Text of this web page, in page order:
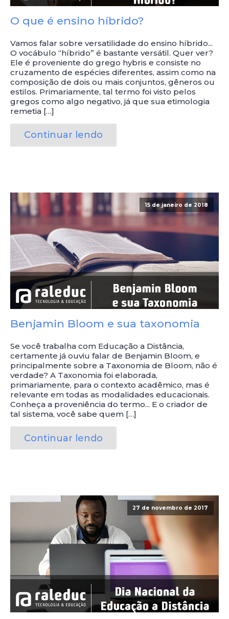
O que é ensino híbrido?
Vamos falar sobre versatilidade do ensino híbrido...
O vocábulo “híbrido” é bastante versátil. Quer ver?
Ele é proveniente do grego hybris e consiste no
cruzamento de espécies diferentes, assim como na
composição de dois ou mais conjuntos, gêneros ou
estilos. Primariamente, tal termo foi visto pelos
gregos como algo negativo, já que sua etimologia
remetia […]
Continuar lendo
15 de janeiro de 2018
Benjamin Bloom e sua taxonomia
Se você trabalha com Educação a Distância,
certamente já ouviu falar de Benjamin Bloom, e
principalmente sobre a Taxonomia de Bloom, não é
verdade? A Taxonomia foi elaborada,
primariamente, para o contexto acadêmico, mas é
relevante em todas as modalidades educacionais.
Conheça a proveniência do termo... E o criador de
tal sistema, você sabe quem […]
Continuar lendo
27 de novembro de 2017